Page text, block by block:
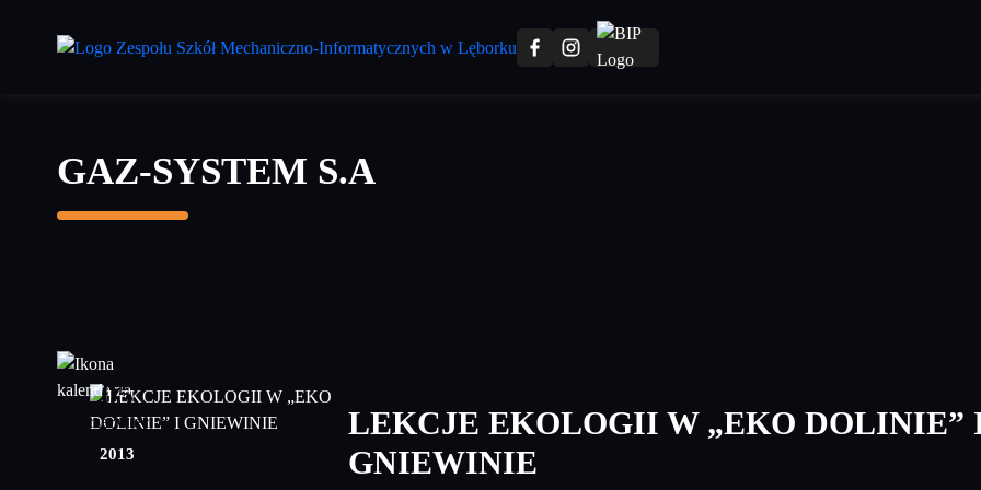
GAZ-SYSTEM S.A
05
czerwiec
2013
LEKCJE EKOLOGII W „EKO DOLINIE”
GNIEWINIE